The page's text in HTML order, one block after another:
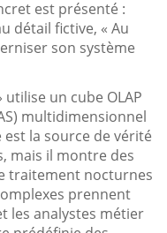
est présenté :
détail fictive, « Au
son système
un cube OLAP
multidimensionnel
est la source de vérité
mais il montre des
traitement nocturnes
prennent
les analystes métier